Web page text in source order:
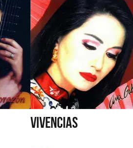
VIVENCIAS